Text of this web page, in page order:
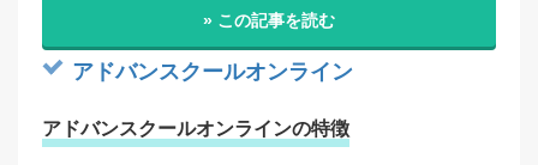
» この記事を読む
アドバンスクールオンライン
アドバンスクールオンラインの特徴